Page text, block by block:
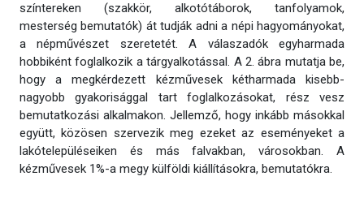
színtereken (szakkör, alkotótáborok, tanfolyamok,
mesterség bemutatók) át tudják adni a népi hagyományokat,
a népművészet szeretetét. A válaszadók egyharmada
hobbiként foglalkozik a tárgyalkotással. A 2. ábra mutatja be,
hogy a megkérdezett kézművesek kétharmada kisebb-
nagyobb gyakorisággal tart foglalkozásokat, rész vesz
bemutatkozási alkalmakon. Jellemző, hogy inkább másokkal
együtt, közösen szervezik meg ezeket az eseményeket a
lakótelepüléseiken és más falvakban, városokban. A
kézművesek 1%-a megy külföldi kiállításokra, bemutatókra.